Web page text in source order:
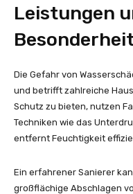
Leistungen
Die Gefahr von
und betrifft zahlreiche
Schutz zu bieten, nutzen
Techniken wie das
entfernt Feuchtigkeit
Ein erfahrener Sanierer
großflächige Abschlagen